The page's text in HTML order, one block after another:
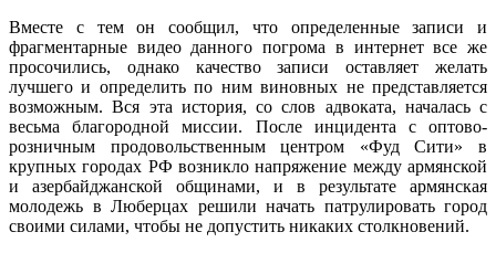
Вместе с тем он сообщил, что определенные записи и
фрагментарные видео данного погрома в интернет все же
просочились, однако качество записи оставляет желать
лучшего и определить по ним виновных не представляется
возможным. Вся эта история, со слов адвоката, началась с
весьма благородной миссии. После инцидента с оптово-
розничным продовольственным центром «Фуд Сити» в
крупных городах РФ возникло напряжение между армянской
и азербайджанской общинами, и в результате армянская
молодежь в Люберцах решили начать патрулировать город
своими силами, чтобы не допустить никаких столкновений.